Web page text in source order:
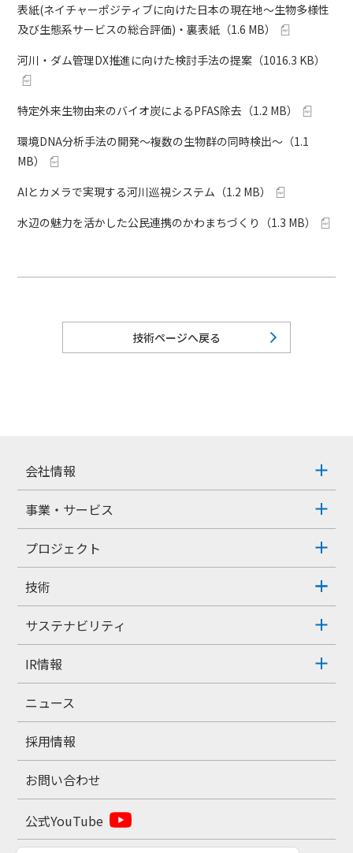
表紙(ネイチャーポジティブに向けた日本の現在地～生物多様性
及び生態系サービスの総合評価)・裏表紙 （1.6 MB）
河川・ダム管理DX推進に向けた検討手法の提案 （1016.3 KB）
特定外来生物由来のバイオ炭によるPFAS除去 （1.2 MB）
環境DNA分析手法の開発～複数の生物群の同時検出～ （1.1
MB）
AIとカメラで実現する河川巡視システム （1.2 MB）
水辺の魅力を活かした公民連携のかわまちづくり
（1.3 MB）
技術ページへ戻る
会社情報
事業・サービス
プロジェクト
技術
サステナビリティ
IR情報
ニュース
採用情報
お問い合わせ
公式YouTube